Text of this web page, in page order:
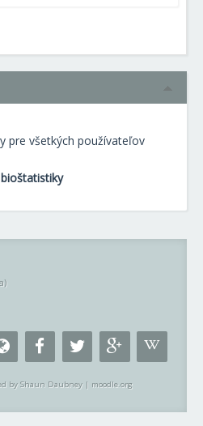
pre všetkých používateľov
)
by Shaun Daubney| moodle.org